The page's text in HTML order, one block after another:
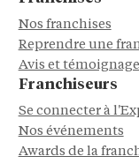
Nos franchises
Reprendre une
Avis et
Franchiseurs
Se connecter à
Nos événements
Awards de la